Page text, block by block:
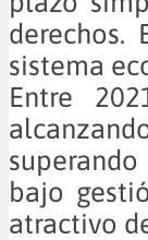
derechos.
sistema
Entre
bajo
atractivo